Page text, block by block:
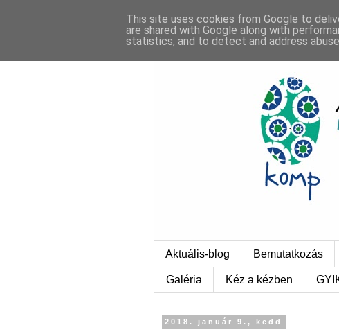
Aktuális-blog Bemutatkozás
Galéria Kéz a kézben
2018. január 9., kedd
This site uses cookies from Google to
are shared with Google along with
statistics, and to detect and address